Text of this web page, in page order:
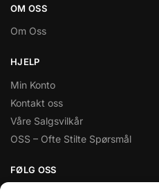
OM OSS
Om Oss
HJELP
Min Konto
Kontakt oss
Våre Salgsvilkår
OSS – Ofte Stilte Spørsmål
FØLG OSS